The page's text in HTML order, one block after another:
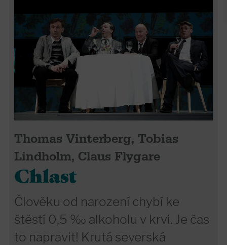
Thomas Vinterberg, Tobias
Lindholm, Claus Flygare
Chlast
Člověku od narození chybí ke
štěstí 0,5 ‰ alkoholu v krvi. Je čas
to napravit! Krutá severská